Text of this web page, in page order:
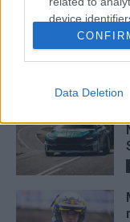
device
I want to allow
I want to allow
I want to allow
related to
user protection.
Data Deletion